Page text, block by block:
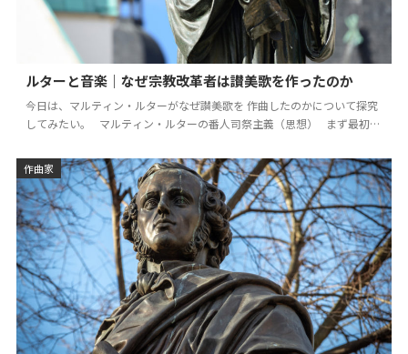
ルターと音楽｜なぜ宗教改革者は讃美歌を作ったのか
今日は、マルティン・ルターがなぜ讃美歌を 作曲したのかについて探究
してみたい。 マルティン・ルターの番人司祭主義（思想） まず最初に
作曲家